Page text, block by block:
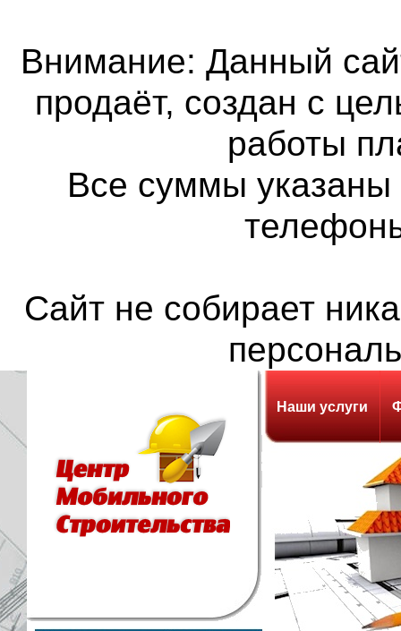
Внимание: Данный
продаёт, создан с
работы
Все суммы указаны
Сайт не собирает
Наши услуги